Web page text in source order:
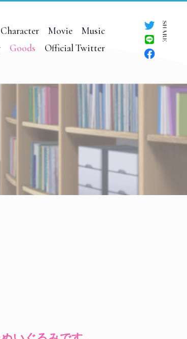
Character Movie
Music
Goods Official Twitter